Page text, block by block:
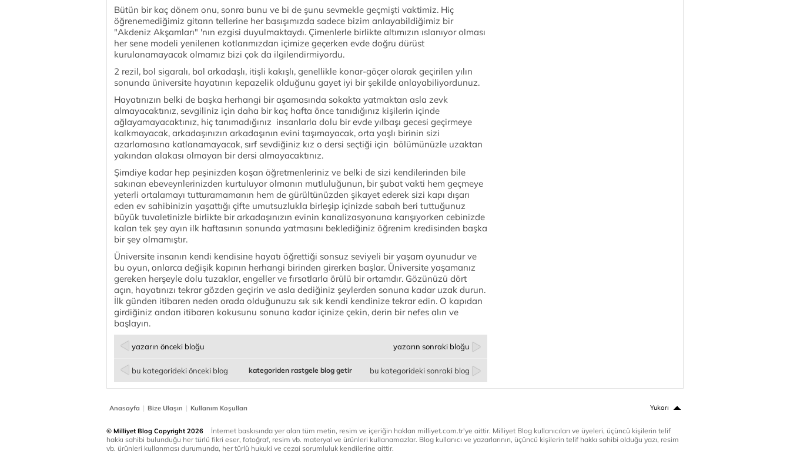
Bütün bir kaç dönem onu, sonra bunu ve bi de şunu sevmekle geçmişti vaktimiz. Hiç
öğrenemediğimiz gitarın tellerine her basışımızda sadece bizim anlayabildiğimiz bir
"Akdeniz Akşamları" 'nın ezgisi duyulmaktaydı. Çimenlerle birlikte altımızın ıslanıyor olması
her sene modeli yenilenen kotlarımızdan içimize geçerken evde doğru dürüst
kurulanamayacak olmamız bizi çok da ilgilendirmiyordu.
2 rezil, bol sigaralı, bol arkadaşlı, itişli kakışlı, genellikle konar-göçer olarak geçirilen yılın
sonunda üniversite hayatının kepazelik olduğunu gayet iyi bir şekilde anlayabiliyordunuz.
Hayatınızın belki de başka herhangi bir aşamasında sokakta yatmaktan asla zevk
almayacaktınız, sevgiliniz için daha bir kaç hafta önce tanıdığınız kişilerin içinde
ağlayamayacaktınız, hiç tanımadığınız insanlarla dolu bir evde yılbaşı gecesi geçirmeye
kalkmayacak, arkadaşınızın arkadaşının evini taşımayacak, orta yaşlı birinin sizi
azarlamasına katlanamayacak, sırf sevdiğiniz kız o dersi seçtiği için bölümünüzle uzaktan
yakından alakası olmayan bir dersi almayacaktınız.
Şimdiye kadar hep peşinizden koşan öğretmenleriniz ve belki de sizi kendilerinden bile
sakınan ebeveynlerinizden kurtuluyor olmanın mutluluğunun, bir şubat vakti hem geçmeye
yeterli ortalamayı tutturamamanın hem de gürültünüzden şikayet ederek sizi kapı dışarı
eden ev sahibinizin yaşattığı çifte umutsuzlukla birleşip içinizde sabah beri tuttuğunuz
büyük tuvaletinizle birlikte bir arkadaşınızın evinin kanalizasyonuna karışıyorken cebinizde
kalan tek şey ayın ilk haftasının sonunda yatmasını beklediğiniz öğrenim kredisinden başka
bir şey olmamıştır.
Üniversite insanın kendi kendisine hayatı öğrettiği sonsuz seviyeli bir yaşam oyunudur ve
bu oyun, onlarca değişik kapının herhangi birinden girerken başlar. Üniversite yaşamanız
gereken herşeyle dolu tuzaklar, engeller ve fırsatlarla örülü bir ortamdır. Gözünüzü dört
açın, hayatınızı tekrar gözden geçirin ve asla dediğiniz şeylerden sonuna kadar uzak durun.
İlk günden itibaren neden orada olduğunuzu sık sık kendi kendinize tekrar edin. O kapıdan
girdiğiniz andan itibaren kokusunu sonuna kadar içinize çekin, derin bir nefes alın ve
başlayın.
yazarın önceki bloğu yazarın sonraki bloğu
bu kategorideki önceki blog bu kategorideki sonraki blog
kategoriden rastgele blog getir
Anasayfa | Bize Ulaşın | Kullanım Koşulları Yukarı
© Milliyet Blog Copyright 2026
İnternet baskısında yer alan tüm metin, resim ve içeriğin hakları milliyet.com.tr'ye aittir. Milliyet Blog kullanıcıları ve üyeleri, üçüncü kişilerin telif
hakkı sahibi bulunduğu her türlü fikri eser, fotoğraf, resim vb. materyal ve ürünleri kullanamazlar. Blog kullanıcı ve yazarlarının, üçüncü kişilerin telif hakkı sahibi olduğu yazı, resim
vb. ürünleri kullanması durumunda, her türlü hukuki ve cezai sorumluluk kendilerine aittir.